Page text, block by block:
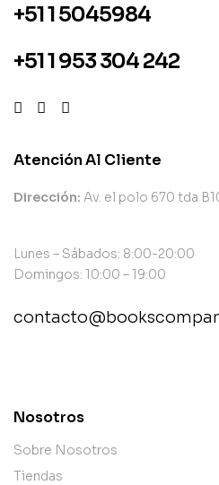
+51 1 5045984
+51 1 953 304 242
Atención Al Cliente
Dirección: Av. el polo 670 tda
Lunes – Sábados: 8:00-20:00
Domingos: 10:00 – 19:00
Nosotros
Sobre Nosotros
Tiendas